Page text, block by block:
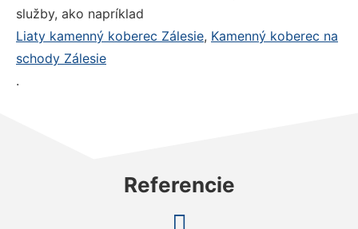
služby, ako napríklad
Liaty kamenný koberec Zálesie, Kamenný koberec na
schody Zálesie
.
Referencie